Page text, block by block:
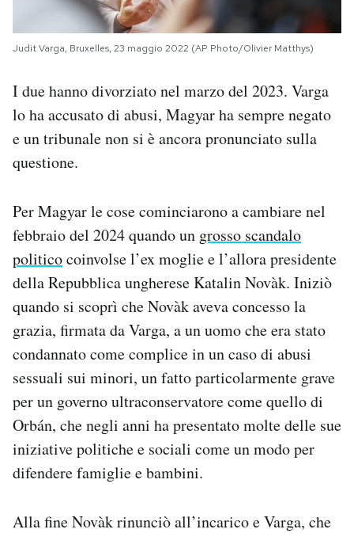
Judit Varga, Bruxelles, 23 maggio 2022 (AP Photo/Olivier Matthys)
I due hanno divorziato nel marzo del 2023. Varga
lo ha accusato di abusi, Magyar ha sempre negato
e un tribunale non si è ancora pronunciato sulla
questione.
Per Magyar le cose cominciarono a cambiare nel
febbraio del 2024 quando un grosso scandalo
politicocoinvolse l’ex moglie e l’allora presidente
della Repubblica ungherese Katalin Novàk. Iniziò
quando si scoprì che Novàk aveva concesso la
grazia, firmata da Varga, a un uomo che era stato
condannato come complice in un caso di abusi
sessuali sui minori, un fatto particolarmente grave
per un governo ultraconservatore come quello di
Orbán, che negli anni ha presentato molte delle sue
iniziative politiche e sociali come un modo per
difendere famiglie e bambini.
Alla fine Novàk rinunciò all’incarico e Varga, che